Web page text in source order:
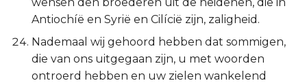
Antiochíë en Syrië en Cilícië zijn, zaligheid.
Nademaal wij gehoord hebben dat sommigen,
die van ons uitgegaan zijn, u met woorden
ontroerd hebben en uw zielen wankelend